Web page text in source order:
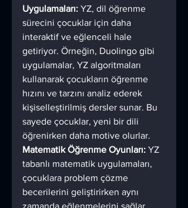
Uygulamaları: YZ, dil öğrenme
sürecini çocuklar için daha
interaktif ve eğlenceli hale
getiriyor. Örneğin, Duolingo gibi
uygulamalar, YZ algoritmaları
kullanarak çocukların öğrenme
hızını ve tarzını analiz ederek
kişiselleştirilmiş dersler sunar. Bu
sayede çocuklar, yeni bir dili
öğrenirken daha motive olurlar.
Matematik Öğrenme Oyunları: YZ
tabanlı matematik uygulamaları,
çocuklara problem çözme
becerilerini geliştirirken aynı
zamanda eğlenmelerini sağlar.